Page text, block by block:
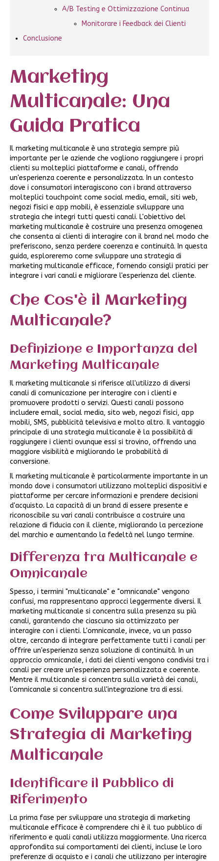
A/B Testing e Ottimizzazione Continua
Monitorare i Feedback dei Clienti
Conclusione
Marketing
Multicanale: Una
Guida Pratica
Il marketing multicanale è una strategia sempre più
importante per le aziende che vogliono raggiungere i propri
clienti su molteplici piattaforme e canali, offrendo
un'esperienza coerente e personalizzata. In un contesto
dove i consumatori interagiscono con i brand attraverso
molteplici touchpoint come social media, email, siti web,
negozi fisici e app mobili, è essenziale sviluppare una
strategia che integri tutti questi canali. L'obiettivo del
marketing multicanale è costruire una presenza omogenea
che consenta ai clienti di interagire con il brand nel modo che
preferiscono, senza perdere coerenza e continuità. In questa
guida, esploreremo come sviluppare una strategia di
marketing multicanale efficace, fornendo consigli pratici per
integrare i vari canali e migliorare l'esperienza del cliente.
Che Cos'è il Marketing
Multicanale?
Definizione e Importanza del
Marketing Multicanale
Il marketing multicanale si riferisce all'utilizzo di diversi
canali di comunicazione per interagire con i clienti e
promuovere prodotti o servizi. Questi canali possono
includere email, social media, sito web, negozi fisici, app
mobili, SMS, pubblicità televisiva e molto altro. Il vantaggio
principale di una strategia multicanale è la possibilità di
raggiungere i clienti ovunque essi si trovino, offrendo una
maggiore visibilità e migliorando le probabilità di
conversione.
Il marketing multicanale è particolarmente importante in un
mondo dove i consumatori utilizzano molteplici dispositivi e
piattaforme per cercare informazioni e prendere decisioni
d'acquisto. La capacità di un brand di essere presente e
riconoscibile su vari canali contribuisce a costruire una
relazione di fiducia con il cliente, migliorando la percezione
del marchio e aumentando la fedeltà nel lungo termine.
Differenza tra Multicanale e
Omnicanale
Spesso, i termini "multicanale" e "omnicanale" vengono
confusi, ma rappresentano approcci leggermente diversi. Il
marketing multicanale si concentra sulla presenza su più
canali, garantendo che ciascuno sia ottimizzato per
interagire con i clienti. L'omnicanale, invece, va un passo
oltre, cercando di integrare perfettamente tutti i canali per
offrire un'esperienza senza soluzione di continuità. In un
approccio omnicanale, i dati dei clienti vengono condivisi tra i
canali per creare un'esperienza personalizzata e coerente.
Mentre il multicanale si concentra sulla varietà dei canali,
l'omnicanale si concentra sull'integrazione tra di essi.
Come Sviluppare una
Strategia di Marketing
Multicanale
Identificare il Pubblico di
Riferimento
La prima fase per sviluppare una strategia di marketing
multicanale efficace è comprendere chi è il tuo pubblico di
riferimento e quali canali utilizza maggiormente. Una ricerca
approfondita sui comportamenti dei clienti, incluse le loro
preferenze di acquisto e i canali che utilizzano per interagire